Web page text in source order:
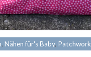
,Nähen für's Baby, Patchwork